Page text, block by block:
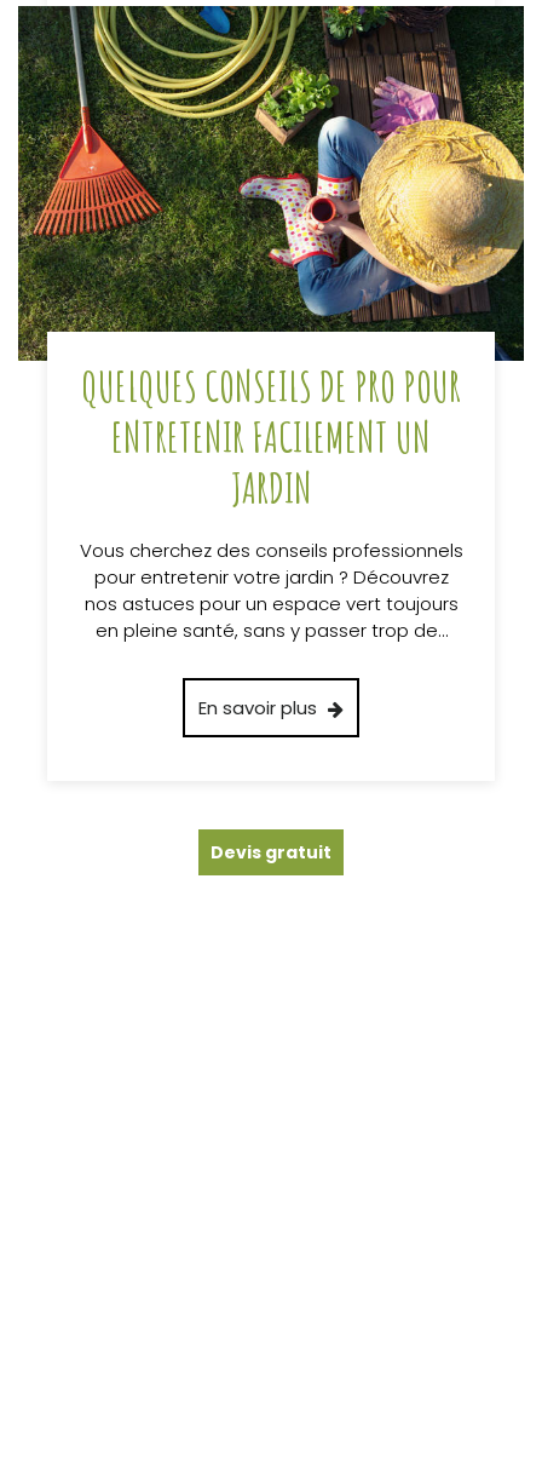
QUELQUES CONSEILS DE PRO POUR
ENTRETENIR FACILEMENT UN
JARDIN
Vous cherchez des conseils professionnels
pour entretenir votre jardin ? Découvrez
nos astuces pour un espace vert toujours
en pleine santé, sans y passer trop de…
En savoir plus
Devis gratuit